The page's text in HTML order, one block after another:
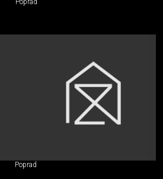
Poprad
Poprad